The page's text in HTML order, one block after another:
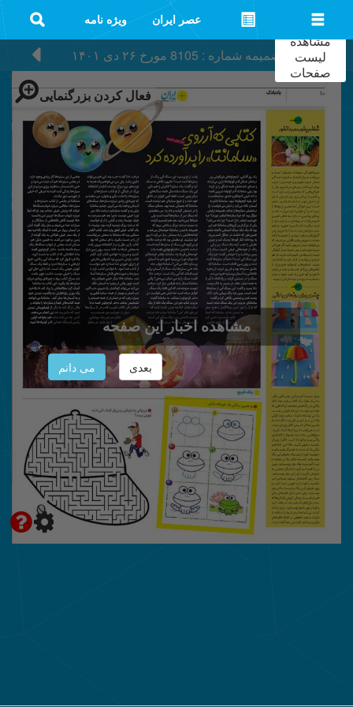
عصر ایران ویژه نامه
ضمیمه شماره : 8105 مورخ ۲۶ دی ۱۴۰۱
فعال کردن بزرگنمایی
مشاهده اخبار این صفحه
مشاهده
لیست
صفحات
بعدی می دانم